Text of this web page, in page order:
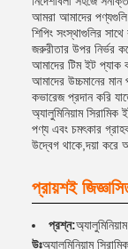
আমরা আমাদের পণ্যগুলি
শিপিং সংস্থাগুলির
জরুরীতার উপর নির্ভর
আমাদের টিম ইট প্যাক
আমাদের উচ্চমানের
কভারেজ প্রদান করি
অ্যালুমিনিয়াম
পণ্য এবং চমৎকার
উদ্বেগ থাকে,দয়া করে
প্রায়শই
প্রশ্ন:
উঃঅ্যালুমিনিয়াম